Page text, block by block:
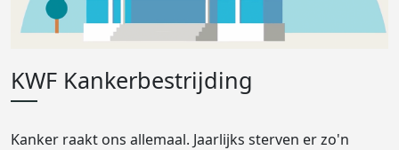
KWF Kankerbestrijding
Kanker raakt ons allemaal. Jaarlijks sterven er zo'n